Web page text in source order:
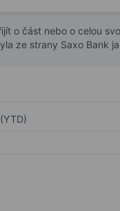
o část nebo o celou
ze strany Saxo Bank